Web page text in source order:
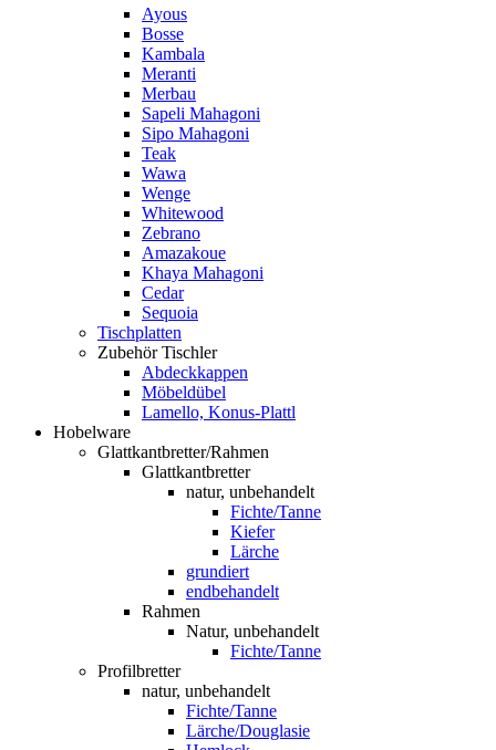
Ayous
Bosse
Kambala
Meranti
Merbau
Sapeli Mahagoni
Sipo Mahagoni
Teak
Wawa
Wenge
Whitewood
Zebrano
Amazakoue
Khaya Mahagoni
Cedar
Sequoia
Tischplatten
Zubehör Tischler
Abdeckkappen
Möbeldübel
Lamello, Konus-Plattl
Hobelware
Glattkantbretter/Rahmen
Glattkantbretter
natur, unbehandelt
Fichte/Tanne
Kiefer
Lärche
grundiert
endbehandelt
Rahmen
Natur, unbehandelt
Fichte/Tanne
Profilbretter
natur, unbehandelt
Fichte/Tanne
Lärche/Douglasie